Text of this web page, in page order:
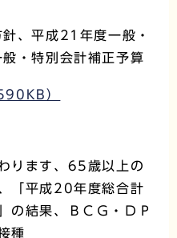
、平成21年度一般・
・特別会計補正予算
）
ります、65歳以上の
「平成20年度総合計
の結果、ＢＣＧ・ＤＰ
種